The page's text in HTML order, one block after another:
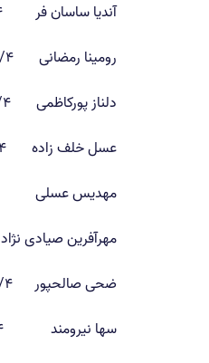
آندیا ساسان فر ۵/۴ عضو علی البدل
رومینا رمضانی ۵/۴ عضو اصلی
دلناز پورکاظمی ۲/۴ عضو علی البدل
عسل خلف زاده ۱/۴ عضو علی البدل
مهدیس عسلی ۴/۴ عضو علی البدل
مهرآفرین صیادی نژاد ۲/۴ عضو علی البدل
ضحی صالحپور ۳/۴ عضو علی البدل
سها نیرومند ۲/۴ عضو علی البدل